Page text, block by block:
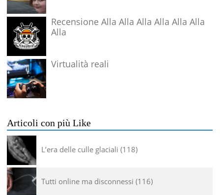
Recensione Alla Alla Alla Alla Alla Alla
Alla
Virtualità reali
Articoli con più Like
L’era delle culle glaciali 118
Tutti online ma disconnessi 116